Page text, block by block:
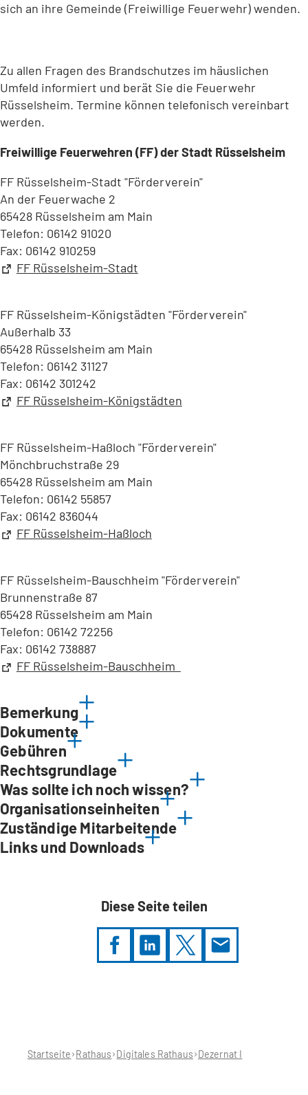
sich an ihre Gemeinde (Freiwillige Feuerwehr) wenden.
Zu allen Fragen des Brandschutzes im häuslichen
Umfeld informiert und berät Sie die Feuerwehr
Rüsselsheim. Termine können telefonisch vereinbart
werden.
Freiwillige Feuerwehren (FF) der Stadt Rüsselsheim
FF Rüsselsheim-Stadt "Förderverein"
An der Feuerwache 2
65428 Rüsselsheim am Main
Telefon: 06142 91020
Fax: 06142 910259
FF Rüsselsheim-Stadt
(Öffnet
neuen
Tab)
FF Rüsselsheim-Königstädten "Förderverein"
Außerhalb 33
65428 Rüsselsheim am Main
Telefon: 06142 31127
Fax: 06142 301242
FF Rüsselsheim-Königstädten
(Öffnet
neuen
Tab)
FF Rüsselsheim-Haßloch "Förderverein"
Mönchbruchstraße 29
65428 Rüsselsheim am Main
Telefon: 06142 55857
Fax: 06142 836044
FF Rüsselsheim-Haßloch
(Öffnet
neuen
Tab)
FF Rüsselsheim-Bauschheim "Förderverein"
Brunnenstraße 87
65428 Rüsselsheim am Main
Telefon: 06142 72256
Fax: 06142 738887
FF Rüsselsheim-Bauschheim
(Öffnet
neuen
Tab)
Bemerkung
Dokumente
Gebühren
Rechtsgrundlage
Was sollte ich noch wissen?
Organisationseinheiten
Zuständige Mitarbeitende
Links und Downloads
Diese Seite teilen
Startseite Rathaus Digitales Rathaus Dezernat I